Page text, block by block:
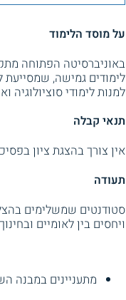
על מוסד הלימוד
באוניברסיטה הפתוחה
לימודים גמישה, שמסייעת
למנות לימודי סוציולוגיה
תנאי קבלה
אין צורך בהצגת ציון
תעודה
ויחסים בין לאומיים
מתעניינים במבנה